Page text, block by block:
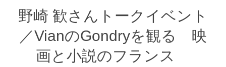
野崎 歓さんトークイベント
／VianのGondryを観る 映
画と小説のフランス